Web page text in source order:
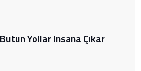
Bütün Yollar Insana Çıkar